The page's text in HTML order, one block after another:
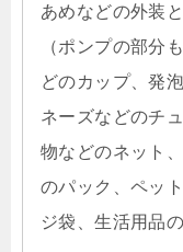
あめなどの外装
（ポンプの部分
どのカップ、発
ネーズなどのチ
物などのネット
のパック、ペッ
ジ袋、生活用品